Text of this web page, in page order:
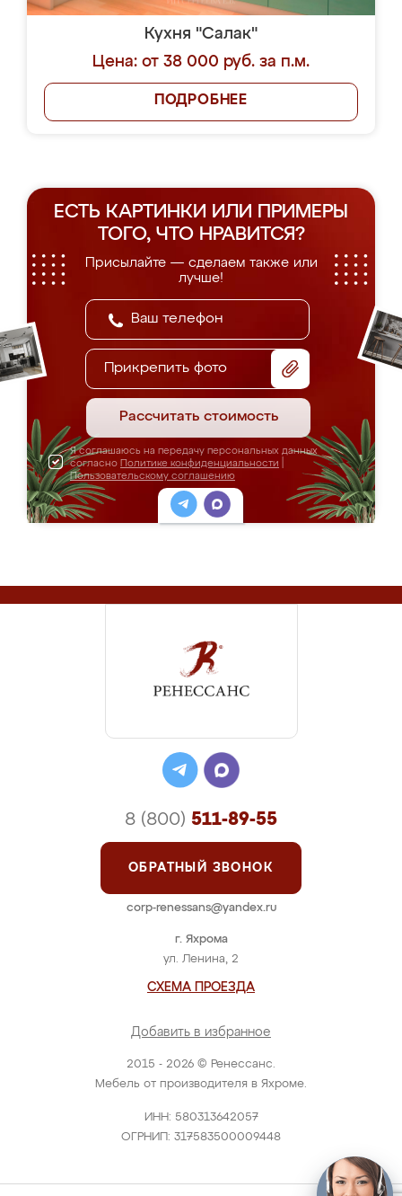
Кухня "Салак"
Цена: от 38 000 руб. за п.м.
ПОДРОБНЕЕ
ЕСТЬ КАРТИНКИ ИЛИ ПРИМЕРЫ
ТОГО, ЧТО НРАВИТСЯ?
Присылайте — сделаем также или
лучше!
Прикрепить фото
Рассчитать стоимость
Я соглашаюсь на передачу персональных данных
согласно Политике конфиденциальности
Пользовательскому соглашению
2015 - 2026 © Ренессанс.
Мебель от производителя в Яхроме.
ИНН: 580313642057
ОГРНИП: 317583500009448
г. Яхрома
ул. Ленина, 2
СХЕМА ПРОЕЗДА
Добавить в избранное
8 (800) 511-89-55
ОБРАТНЫЙ ЗВОНОК
corp-renessans@yandex.ru